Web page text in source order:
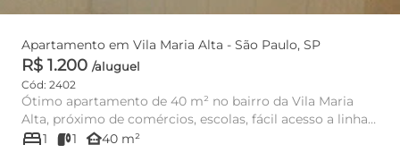
Apartamento em Vila Maria Alta - São Paulo, SP
R$ 1.200 /aluguel
Cód: 2402
Ótimo apartamento de 40 m² no bairro da Vila Maria
Alta, próximo de comércios, escolas, fácil acesso a linha
de ônibus....
bed1 1 other_houses40 m²